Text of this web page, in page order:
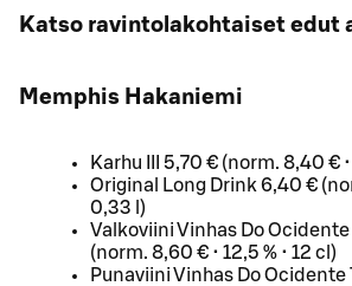
Katso ravintolakohtaiset edut
Memphis Hakaniemi
Karhu III 5,70 € (norm. 8,40 € •
Original Long Drink 6,40 €
0,33 l)
Valkoviini Vinhas Do
(norm. 8,60 € • 12,5 % • 12 cl)
Punaviini Vinhas Do